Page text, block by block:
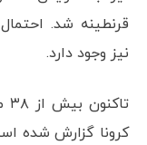
قرنطینه شد.
نیز وجود دارد.